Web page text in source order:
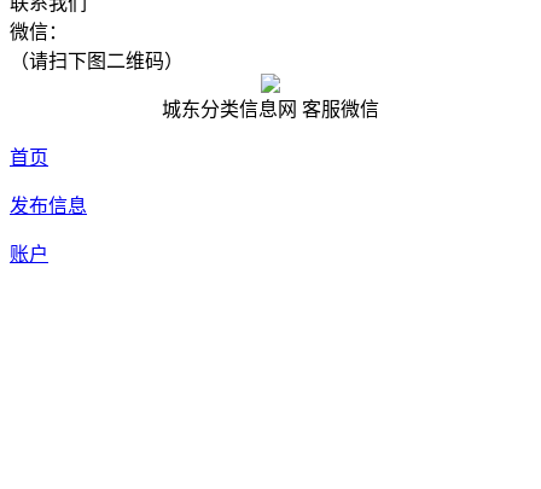
微信：
（请扫下图二维码）
城东分类信息网 客服微信
首页
发布信息
账户